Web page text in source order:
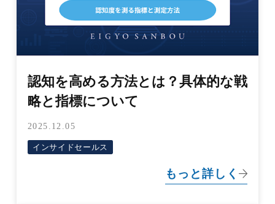
認知を高める方法とは？具体的な戦
略と指標について
2025.12.05
インサイドセールス
もっと詳しく